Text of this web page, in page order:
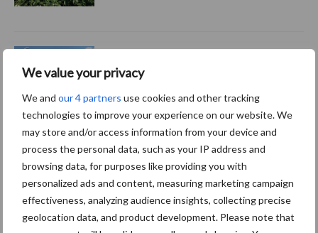
We value your privacy
We and our 4 partners use cookies and other tracking
technologies to improve your experience on our website. We
may store and/or access information from your device and
process the personal data, such as your IP address and
browsing data, for purposes like providing you with
personalized ads and content, measuring marketing campaign
effectiveness, analyzing audience insights, collecting precise
geolocation data, and product development. Please note that
PotatoEurope 2026 toont
opmars van robotica en AI in
aardappelteelt
Themapagina's
Machines Duurzaamheid